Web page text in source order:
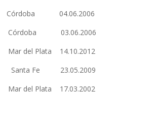
04.06.2006
03.06.2006
Plata 14.10.2012
Santa Fe 23.05.2009
Plata 17.03.2002